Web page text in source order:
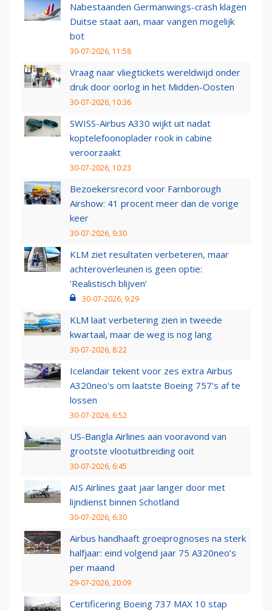
Nabestaanden Germanwings-crash klagen
Duitse staat aan, maar vangen mogelijk
bot
30-07-2026, 11:58
Vraag naar vliegtickets wereldwijd onder
druk door oorlog in het Midden-Oosten
30-07-2026, 10:36
SWISS-Airbus A330 wijkt uit nadat
koptelefoonoplader rook in cabine
veroorzaakt
30-07-2026, 10:23
Bezoekersrecord voor Farnborough
Airshow: 41 procent meer dan de vorige
keer
30-07-2026, 9:30
KLM ziet resultaten verbeteren, maar
achteroverleunen is geen optie:
‘Realistisch blijven’
30-07-2026, 9:29
KLM laat verbetering zien in tweede
kwartaal, maar de weg is nog lang
30-07-2026, 8:22
Icelandair tekent voor zes extra Airbus
A320neo's om laatste Boeing 757's af te
lossen
30-07-2026, 6:52
US-Bangla Airlines aan vooravond van
grootste vlootuitbreiding ooit
30-07-2026, 6:45
AIS Airlines gaat jaar langer door met
lijndienst binnen Schotland
30-07-2026, 6:30
Airbus handhaaft groeiprognoses na sterk
halfjaar: eind volgend jaar 75 A320neo’s
per maand
29-07-2026, 20:09
Certificering Boeing 737 MAX 10 stap